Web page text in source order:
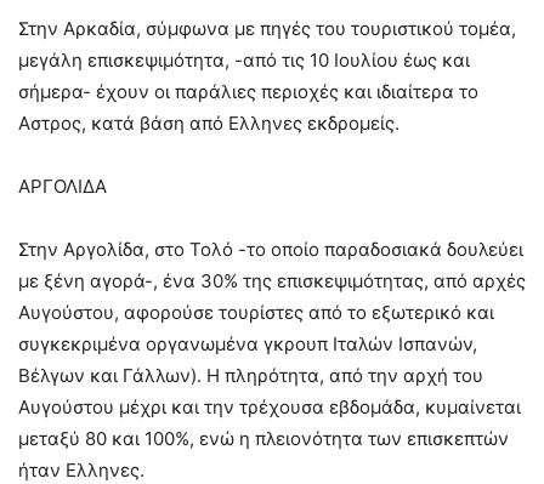
Στην Αρκαδία, σύμφωνα με πηγές του τουριστικού τομέα,
μεγάλη επισκεψιμότητα, -από τις 10 Ιουλίου έως και
σήμερα- έχουν οι παράλιες περιοχές και ιδιαίτερα το
Αστρος, κατά βάση από Ελληνες εκδρομείς.
ΑΡΓΟΛΙΔΑ
Στην Αργολίδα, στο Τολό -το οποίο παραδοσιακά δουλεύει
με ξένη αγορά-, ένα 30% της επισκεψιμότητας, από αρχές
Αυγούστου, αφορούσε τουρίστες από το εξωτερικό και
συγκεκριμένα οργανωμένα γκρουπ Ιταλών Ισπανών,
Βέλγων και Γάλλων). Η πληρότητα, από την αρχή του
Αυγούστου μέχρι και την τρέχουσα εβδομάδα, κυμαίνεται
μεταξύ 80 και 100%, ενώ η πλειονότητα των επισκεπτών
ήταν Ελληνες.